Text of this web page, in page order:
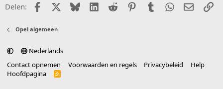
Delen: FacebookX (Twitter)
BlueskyLinkedIn
Reddit PinterestTumblr WhatsApp
E-mail
Opel algemeen
Nederlands
Contact opnemen
Voorwaarden en regels Privacybeleid
Help
Hoofdpagina
R